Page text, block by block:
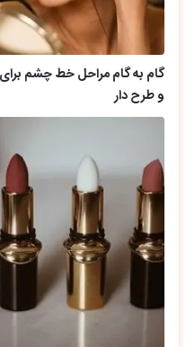
گام به گام مراحل خط چشم
و طرح دار